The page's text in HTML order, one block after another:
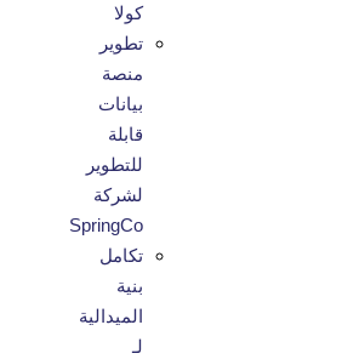
كولا
تطوير
منصة
بيانات
قابلة
للتطوير
لشركة
SpringCo
تكامل
بنية
الميدالية